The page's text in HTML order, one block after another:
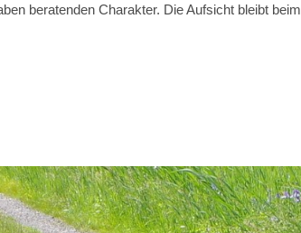
beratenden Charakter. Die Aufsicht bleibt beim